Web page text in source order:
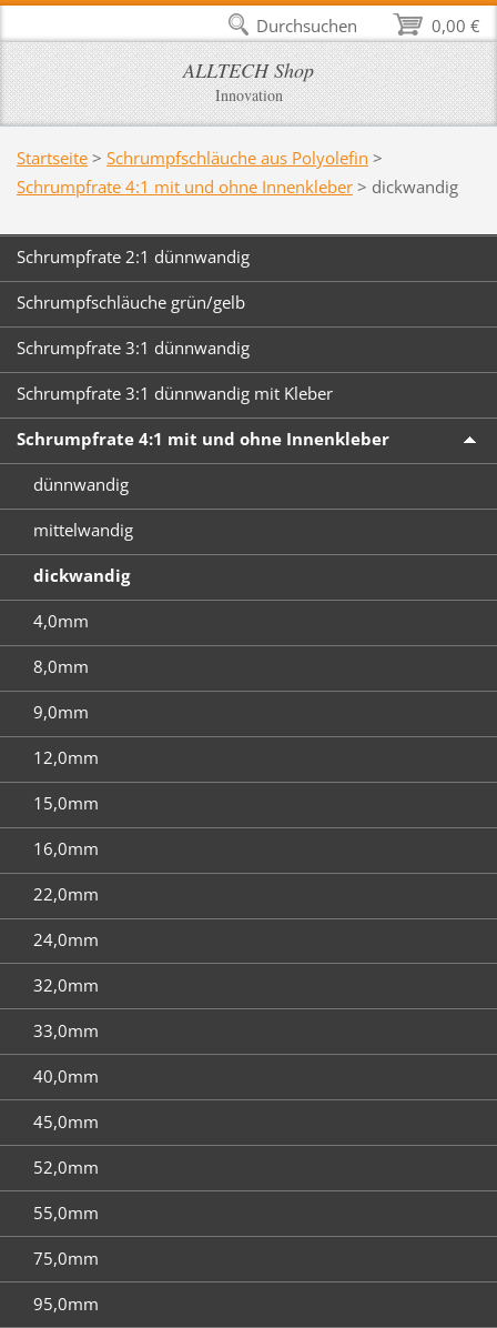
ALLTECH Shop
Innovation
Startseite > Schrumpfschläuche aus Polyolefin >
Schrumpfrate 4:1 mit und ohne Innenkleber > dickwandig
Schrumpfrate 2:1 dünnwandig
Schrumpfschläuche grün/gelb
Schrumpfrate 3:1 dünnwandig
Schrumpfrate 3:1 dünnwandig mit Kleber
Schrumpfrate 4:1 mit und ohne Innenkleber
dünnwandig
mittelwandig
dickwandig
4,0mm
8,0mm
9,0mm
12,0mm
15,0mm
16,0mm
22,0mm
24,0mm
32,0mm
33,0mm
40,0mm
45,0mm
52,0mm
55,0mm
75,0mm
95,0mm
0,00 €
Durchsuchen